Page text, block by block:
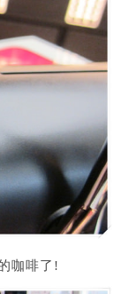
咖啡了!